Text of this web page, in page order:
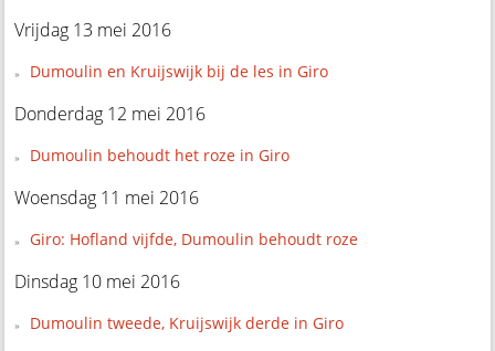
Vrijdag 13 mei 2016
Dumoulin en Kruijswijk bij de les in Giro
Donderdag 12 mei 2016
Dumoulin behoudt het roze in Giro
Woensdag 11 mei 2016
Giro: Hofland vijfde, Dumoulin behoudt roze
Dinsdag 10 mei 2016
Dumoulin tweede, Kruijswijk derde in Giro